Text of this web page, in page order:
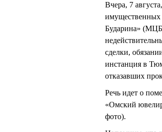
Вчера, 7
Бударина»
сделки,
инстанция в
отказавших
Речь идет о
«Омский
фото).